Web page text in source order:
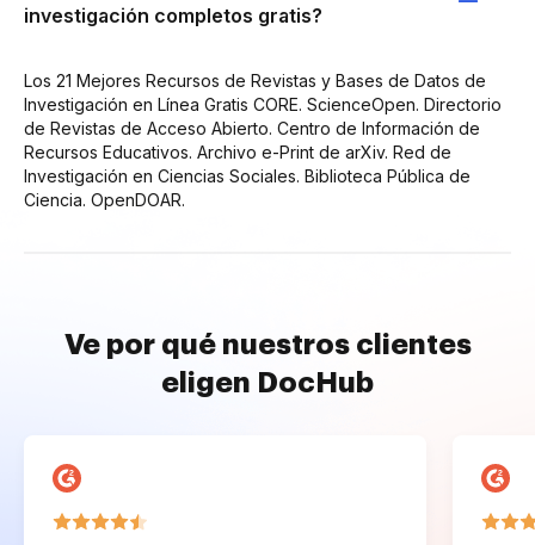
investigación completos gratis?
Los 21 Mejores Recursos de Revistas y Bases de Datos de
Investigación en Línea Gratis CORE. ScienceOpen. Directorio
de Revistas de Acceso Abierto. Centro de Información de
Recursos Educativos. Archivo e-Print de arXiv. Red de
Investigación en Ciencias Sociales. Biblioteca Pública de
Ciencia. OpenDOAR.
Ve por qué nuestros clientes
eligen DocHub